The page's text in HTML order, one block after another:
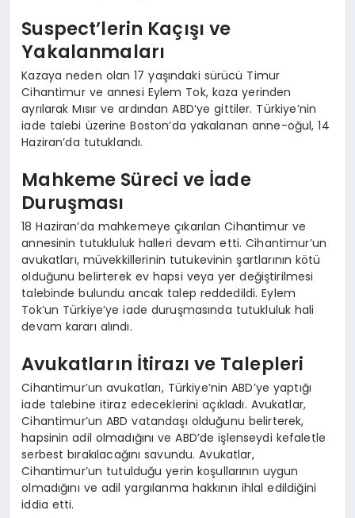
Suspect’lerin Kaçışı ve
Yakalanmaları
Kazaya neden olan 17 yaşındaki sürücü Timur
Cihantimur ve annesi Eylem Tok, kaza yerinden
ayrılarak Mısır ve ardından ABD’ye gittiler. Türkiye’nin
iade talebi üzerine Boston’da yakalanan anne-oğul, 14
Haziran’da tutuklandı.
Mahkeme Süreci ve İade
Duruşması
18 Haziran’da mahkemeye çıkarılan Cihantimur ve
annesinin tutukluluk halleri devam etti. Cihantimur’un
avukatları, müvekkillerinin tutukevinin şartlarının kötü
olduğunu belirterek ev hapsi veya yer değiştirilmesi
talebinde bulundu ancak talep reddedildi. Eylem
Tok’un Türkiye’ye iade duruşmasında tutukluluk hali
devam kararı alındı.
Avukatların İtirazı ve Talepleri
Cihantimur’un avukatları, Türkiye’nin ABD’ye yaptığı
iade talebine itiraz edeceklerini açıkladı. Avukatlar,
Cihantimur’un ABD vatandaşı olduğunu belirterek,
hapsinin adil olmadığını ve ABD’de işlenseydi kefaletle
serbest bırakılacağını savundu. Avukatlar,
Cihantimur’un tutulduğu yerin koşullarının uygun
olmadığını ve adil yargılanma hakkının ihlal edildiğini
iddia etti.